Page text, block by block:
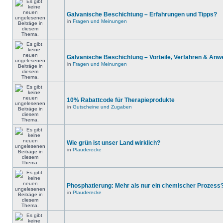
Galvanische Beschichtung – Erfahrungen und Tipps?
in Fragen und Meinungen
Galvanische Beschichtung – Vorteile, Verfahren &
in Fragen und Meinungen
10% Rabattcode für Therapieprodukte
in Gutscheine und Zugaben
Wie grün ist unser Land wirklich?
in Plauderecke
Phosphatierung: Mehr als nur ein chemischer
in Plauderecke